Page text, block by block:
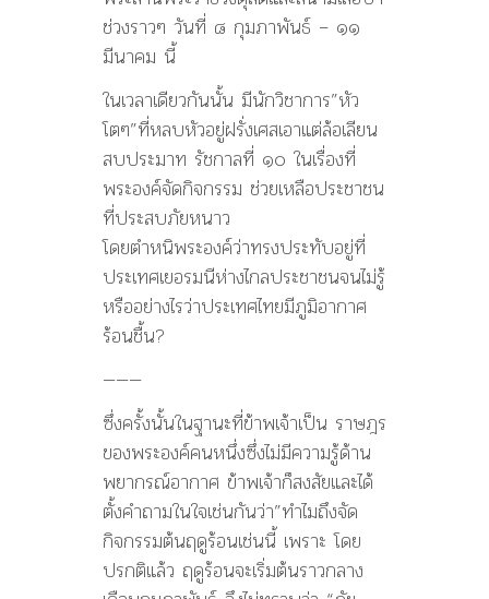
ช่วงราวๆ วันที่ ๘ กุมภาพันธ์ – ๑๑
มีนาคม นี้
ในเวลาเดียวกันนั้น มีนักวิชาการ”หัว
โตๆ”ที่หลบหัวอยู่ฝรั่งเศสเอาแต่ล้อเลียน
สบประมาท รัชกาลที่ ๑๐ ในเรื่องที่
พระองค์จัดกิจกรรม ช่วยเหลือประชาชน
ที่ประสบภัยหนาว
โดยตำหนิพระองค์ว่าทรงประทับอยู่ที่
ประเทศเยอรมนีห่างไกลประชาชนจนไม่รู้
หรืออย่างไรว่าประเทศไทยมีภูมิอากาศ
ร้อนชื้น?
———
ซึ่งครั้งนั้นในฐานะที่ข้าพเจ้าเป็น ราษฎร
ของพระองค์คนหนึ่งซึ่งไม่มีความรู้ด้าน
พยากรณ์อากาศ ข้าพเจ้าก็สงสัยและได้
ตั้งคำถามในใจเช่นกันว่า”ทำไมถึงจัด
กิจกรรมต้นฤดูร้อนเช่นนี้ เพราะ โดย
ปรกติแล้ว ฤดูร้อนจะเริ่มต้นราวกลาง